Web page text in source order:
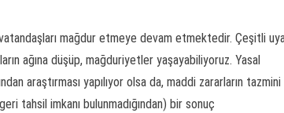
mağdur etmeye devam etmektedir. Çeşitli
ağına düşüp, mağduriyetler yaşayabiliyoruz. Yasal
araştırması yapılıyor olsa da, maddi zararların tazmini
tahsil imkanı bulunmadığından) bir sonuç